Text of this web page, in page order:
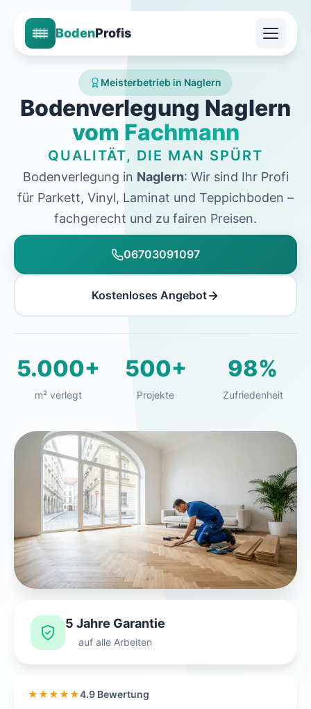
BodenProfis
Meisterbetrieb in Naglern
Bodenverlegung Naglern
vom Fachmann
QUALITÄT, DIE MAN SPÜRT
Bodenverlegung in Naglern: Wir sind Ihr Profi
für Parkett, Vinyl, Laminat und Teppichboden –
fachgerecht und zu fairen Preisen.
06703091097
Kostenloses Angebot
5.000+
m² verlegt
500+
Projekte
98%
Zufriedenheit
5 Jahre Garantie
auf alle Arbeiten
★★★★★4.9 Bewertung